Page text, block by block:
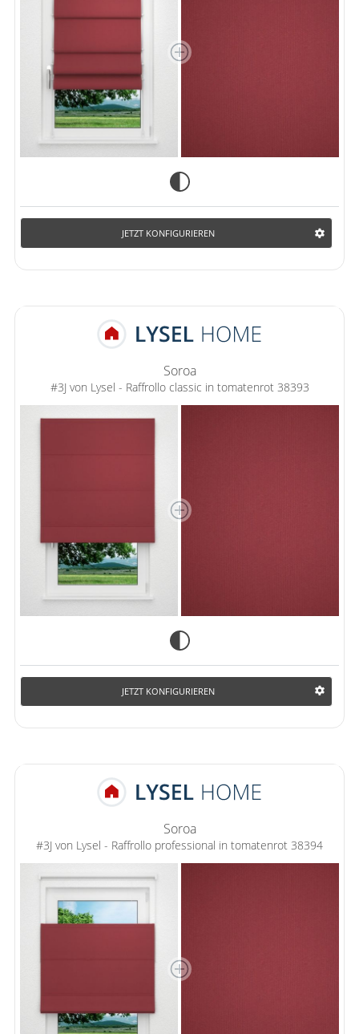
JETZT KONFIGURIEREN
Soroa
#3J von Lysel - Raffrollo classic in tomatenrot 38393
JETZT KONFIGURIEREN
Soroa
#3J von Lysel - Raffrollo professional in tomatenrot 38394